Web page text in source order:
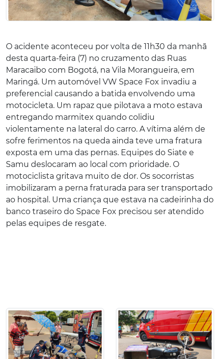
O acidente aconteceu por volta de 11h30 da manhã
desta quarta-feira (7) no cruzamento das Ruas
Maracaibo com Bogotá, na Vila Morangueira, em
Maringá. Um automóvel VW Space Fox invadiu a
preferencial causando a batida envolvendo uma
motocicleta. Um rapaz que pilotava a moto estava
entregando marmitex quando colidiu
violentamente na lateral do carro. A vítima além de
sofre ferimentos na queda ainda teve uma fratura
exposta em uma das pernas. Equipes do Siate e
Samu deslocaram ao local com prioridade. O
motociclista gritava muito de dor. Os socorristas
imobilizaram a perna fraturada para ser transportado
ao hospital. Uma criança que estava na cadeirinha do
banco traseiro do Space Fox precisou ser atendido
pelas equipes de resgate.